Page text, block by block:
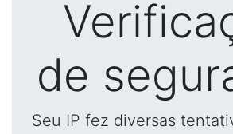
de
Seu IP fez diversas